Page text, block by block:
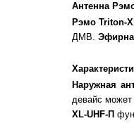
Антенна
Рэмо Triton-
ДМВ.
Наружная
девайс может
XL-UHF-П